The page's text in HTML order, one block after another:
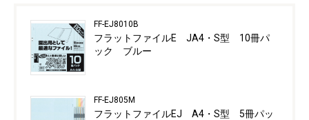
FF-EJ8010B
フラットファイルE JA4・S型 10冊パ
ック ブルー
FF-EJ805M
フラットファイルEJ A4・S型 5冊パッ